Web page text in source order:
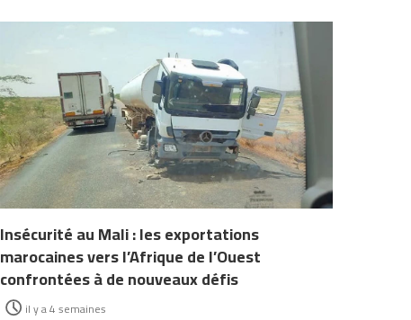
Insécurité au Mali : les exportations
marocaines vers l’Afrique de l’Ouest
confrontées à de nouveaux défis
il y a 4 semaines